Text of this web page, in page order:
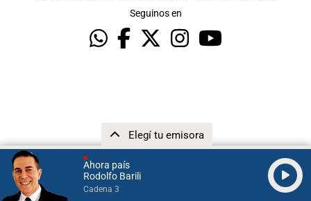
Ahora país
Rodolfo Barili
Cadena 3
Elegí tu emisora
Seguinos en